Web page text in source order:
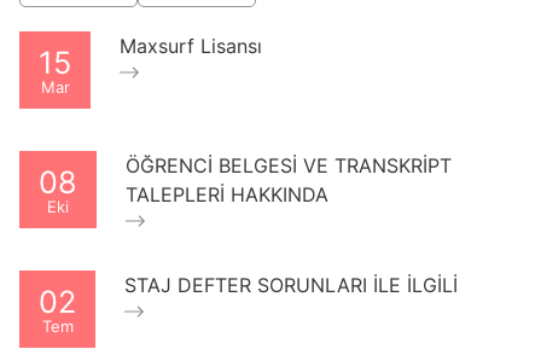
15
Mar
Maxsurf Lisansı
08
Eki
ÖĞRENCİ BELGESİ VE TRANSKRİPT
TALEPLERİ HAKKINDA
02
Tem
STAJ DEFTER SORUNLARI İLE İLGİLİ